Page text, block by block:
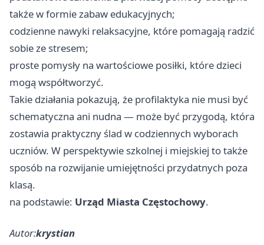
także w formie zabaw edukacyjnych;
codzienne nawyki relaksacyjne, które pomagają radzić
sobie ze stresem;
proste pomysły na wartościowe posiłki, które dzieci
mogą współtworzyć.
Takie działania pokazują, że profilaktyka nie musi być
schematyczna ani nudna — może być przygodą, która
zostawia praktyczny ślad w codziennych wyborach
uczniów. W perspektywie szkolnej i miejskiej to także
sposób na rozwijanie umiejętności przydatnych poza
klasą.
na podstawie: Urząd Miasta Częstochowy.
Autor:krystian